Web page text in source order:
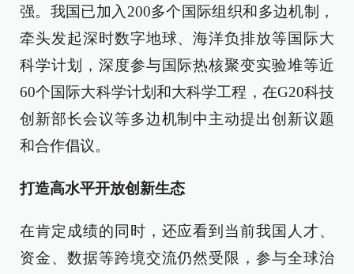
强。我国已加入200多个国际组织和多边机制，
牵头发起深时数字地球、海洋负排放等国际大
科学计划，深度参与国际热核聚变实验堆等近
60个国际大科学计划和大科学工程，在G20科技
创新部长会议等多边机制中主动提出创新议题
和合作倡议。
打造高水平开放创新生态
在肯定成绩的同时，还应看到当前我国人才、
资金、数据等跨境交流仍然受限，参与全球治